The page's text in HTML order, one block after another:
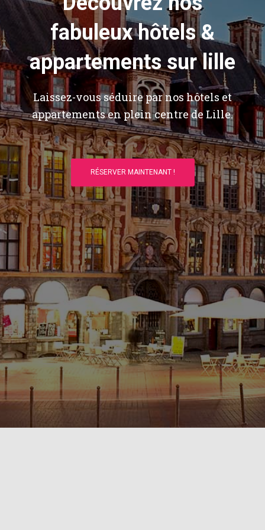
fabuleux hôtels &
appartements sur lille
Laissez-vous séduire par nos hôtels et
appartements en plein centre de Lille.
RÉSERVER MAINTENANT !